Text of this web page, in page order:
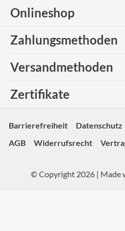
Onlineshop
Zahlungsmethoden
Versandmethoden
Zertifikate
Barrierefreiheit Datenschutz
AGB
Widerrufsrecht
© Copyright 2026 | Made